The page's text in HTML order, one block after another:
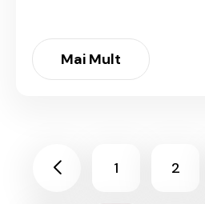
Mai Mult
1 2